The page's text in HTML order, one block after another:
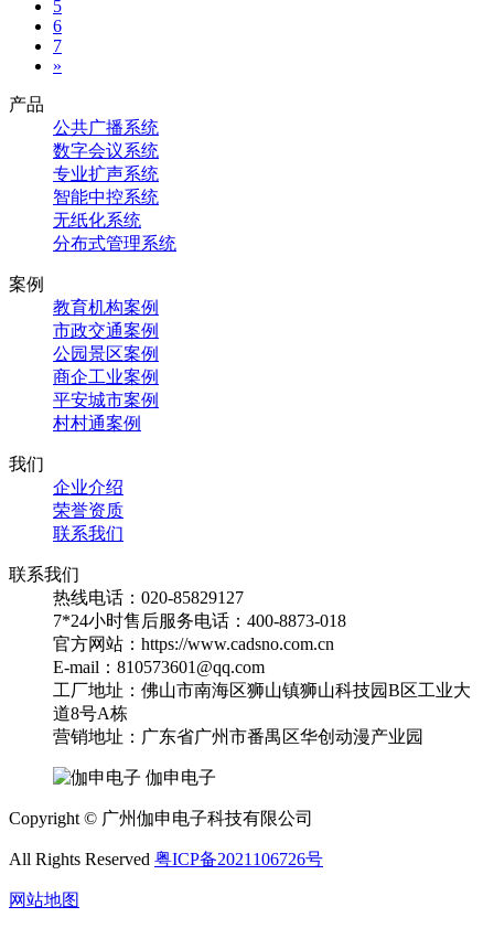
5
6
7
»
产品
公共广播系统
数字会议系统
专业扩声系统
智能中控系统
无纸化系统
分布式管理系统
案例
教育机构案例
市政交通案例
公园景区案例
商企工业案例
平安城市案例
村村通案例
我们
企业介绍
荣誉资质
联系我们
联系我们
热线电话：020-85829127
7*24小时售后服务电话：400-8873-018
官方网站：https://www.cadsno.com.cn
E-mail：810573601@qq.com
工厂地址：佛山市南海区狮山镇狮山科技园B区工业大
道8号A栋
营销地址：广东省广州市番禺区华创动漫产业园
伽申电子
Copyright © 广州伽申电子科技有限公司
All Rights Reserved 粤ICP备2021106726号
网站地图